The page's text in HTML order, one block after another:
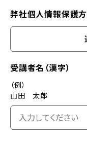
弊社個人情報保護方
受講者名（漢字）
（例）
山田 太郎